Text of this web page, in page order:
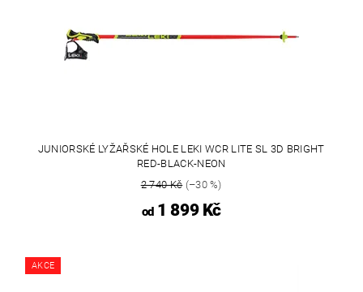
JUNIORSKÉ LYŽAŘSKÉ HOLE LEKI WCR LITE SL 3D BRIGHT
RED-BLACK-NEON
2 740 Kč(–30 %)
od1 899 Kč
AKCE